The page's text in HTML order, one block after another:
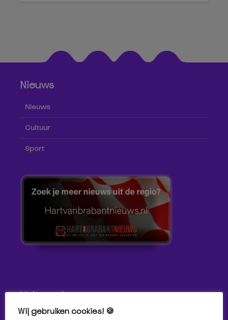
Nieuws
Nieuws
Cultuur
Sport
Volg ons!
Volg Omroep Tilburg niet alleen hier, maar ook via social
Wij gebruiken cookies! 🍪